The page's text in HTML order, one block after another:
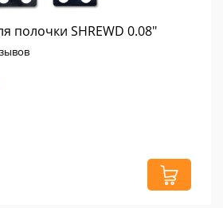
полочки SHREWD 0.08"